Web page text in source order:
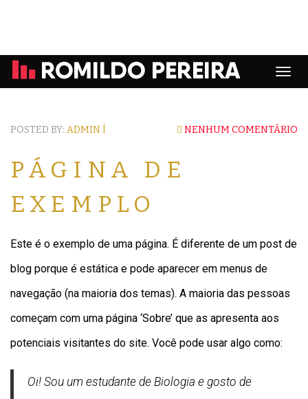
POSTED BY: ADMIN | NENHUM COMENTÁRIO
PÁGINA DE
EXEMPLO
Este é o exemplo de uma página. É diferente de um post de
blog porque é estática e pode aparecer em menus de
navegação (na maioria dos temas). A maioria das pessoas
começam com uma página ‘Sobre’ que as apresenta aos
potenciais visitantes do site. Você pode usar algo como:
Oi! Sou um estudante de Biologia e gosto de